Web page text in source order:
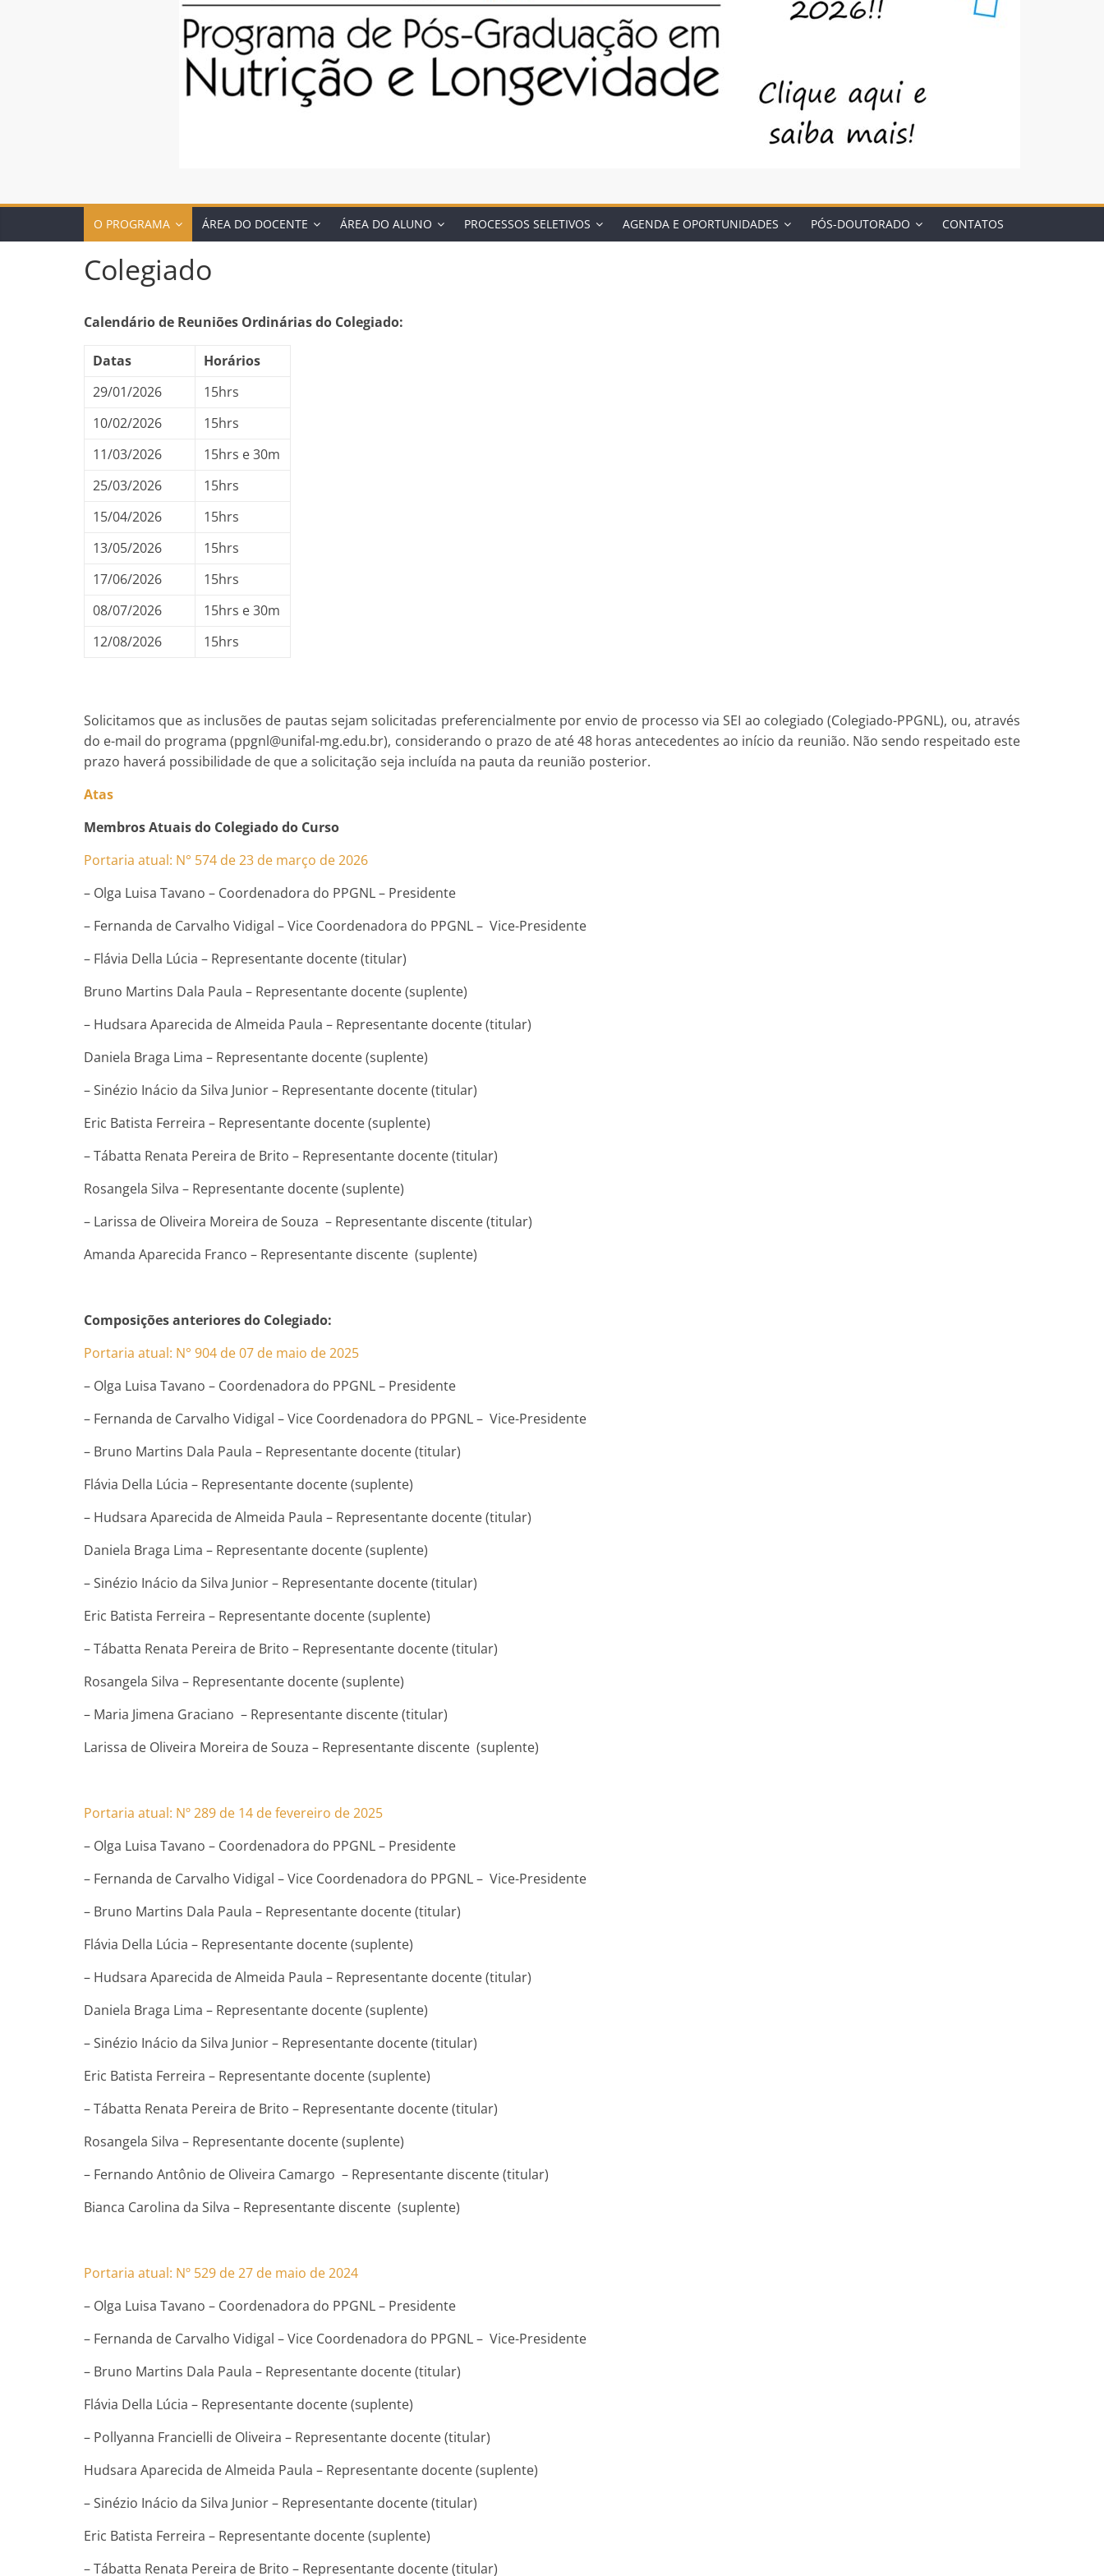
O PROGRAMA ÁREA DO DOCENTE ÁREA DO ALUNO PROCESSOS SELETIVOS AGENDA E OPORTUNIDADES PÓS-DOUTORADO CONTATOS
Colegiado
Calendário de Reuniões Ordinárias do Colegiado:
Datas
Horários
29/01/2026
15hrs
10/02/2026
15hrs
11/03/2026
15hrs e 30m
25/03/2026
15hrs
15/04/2026
15hrs
13/05/2026
15hrs
17/06/2026
15hrs
08/07/2026
15hrs e 30m
12/08/2026
15hrs
Solicitamos que as inclusões de pautas sejam solicitadas preferencialmente por envio de processo via SEI ao colegiado (Colegiado-PPGNL), ou, através
do e-mail do programa (ppgnl@unifal-mg.edu.br), considerando o prazo de até 48 horas antecedentes ao início da reunião. Não sendo respeitado este
prazo haverá possibilidade de que a solicitação seja incluída na pauta da reunião posterior.
Atas
Membros Atuais do Colegiado do Curso
Portaria atual: N° 574 de 23 de março de 2026
– Olga Luisa Tavano – Coordenadora do PPGNL – Presidente
– Fernanda de Carvalho Vidigal – Vice Coordenadora do PPGNL – Vice-Presidente
– Flávia Della Lúcia – Representante docente (titular)
Bruno Martins Dala Paula – Representante docente (suplente)
– Hudsara Aparecida de Almeida Paula – Representante docente (titular)
Daniela Braga Lima – Representante docente (suplente)
– Sinézio Inácio da Silva Junior – Representante docente (titular)
Eric Batista Ferreira – Representante docente (suplente)
– Tábatta Renata Pereira de Brito – Representante docente (titular)
Rosangela Silva – Representante docente (suplente)
– Larissa de Oliveira Moreira de Souza – Representante discente (titular)
Amanda Aparecida Franco – Representante discente (suplente)
Composições anteriores do Colegiado:
Portaria atual: N° 904 de 07 de maio de 2025
– Olga Luisa Tavano – Coordenadora do PPGNL – Presidente
– Fernanda de Carvalho Vidigal – Vice Coordenadora do PPGNL – Vice-Presidente
– Bruno Martins Dala Paula – Representante docente (titular)
Flávia Della Lúcia – Representante docente (suplente)
– Hudsara Aparecida de Almeida Paula – Representante docente (titular)
Daniela Braga Lima – Representante docente (suplente)
– Sinézio Inácio da Silva Junior – Representante docente (titular)
Eric Batista Ferreira – Representante docente (suplente)
– Tábatta Renata Pereira de Brito – Representante docente (titular)
Rosangela Silva – Representante docente (suplente)
– Maria Jimena Graciano – Representante discente (titular)
Larissa de Oliveira Moreira de Souza – Representante discente (suplente)
Portaria atual: Nº 289 de 14 de fevereiro de 2025
– Olga Luisa Tavano – Coordenadora do PPGNL – Presidente
– Fernanda de Carvalho Vidigal – Vice Coordenadora do PPGNL – Vice-Presidente
– Bruno Martins Dala Paula – Representante docente (titular)
Flávia Della Lúcia – Representante docente (suplente)
– Hudsara Aparecida de Almeida Paula – Representante docente (titular)
Daniela Braga Lima – Representante docente (suplente)
– Sinézio Inácio da Silva Junior – Representante docente (titular)
Eric Batista Ferreira – Representante docente (suplente)
– Tábatta Renata Pereira de Brito – Representante docente (titular)
Rosangela Silva – Representante docente (suplente)
– Fernando Antônio de Oliveira Camargo – Representante discente (titular)
Bianca Carolina da Silva – Representante discente (suplente)
Portaria atual: Nº 529 de 27 de maio de 2024
– Olga Luisa Tavano – Coordenadora do PPGNL – Presidente
– Fernanda de Carvalho Vidigal – Vice Coordenadora do PPGNL – Vice-Presidente
– Bruno Martins Dala Paula – Representante docente (titular)
Flávia Della Lúcia – Representante docente (suplente)
– Pollyanna Francielli de Oliveira – Representante docente (titular)
Hudsara Aparecida de Almeida Paula – Representante docente (suplente)
– Sinézio Inácio da Silva Junior – Representante docente (titular)
Eric Batista Ferreira – Representante docente (suplente)
– Tábatta Renata Pereira de Brito – Representante docente (titular)